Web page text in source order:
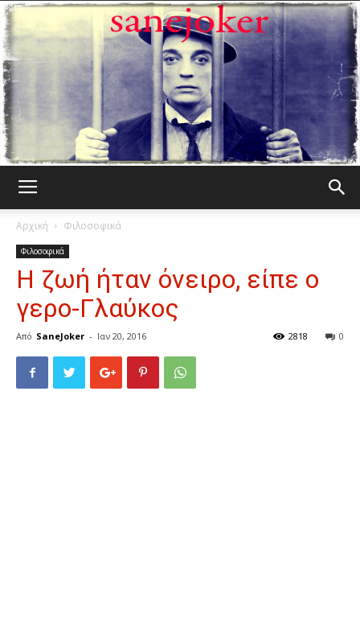
Αρχική Φιλοσοφικά
Φιλοσοφικά
Η ζωή ήταν όνειρο, είπε ο
γερο-Γλαύκος
Από SaneJoker - Ιαν 20, 2016 0
2818